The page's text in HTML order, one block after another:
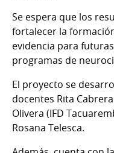
Se espera que los
fortalecer la
evidencia para
programas de
El proyecto se
docentes Rita
Olivera (IFD
Rosana Telesca.